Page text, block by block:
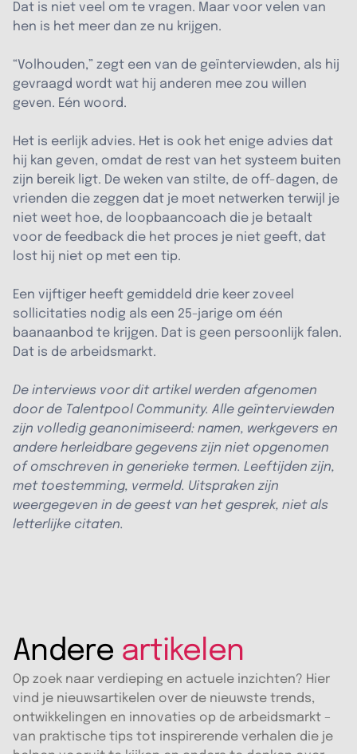
Dat is niet veel om te vragen. Maar voor velen van
hen is het meer dan ze nu krijgen.
“Volhouden,” zegt een van de geïnterviewden, als hij
gevraagd wordt wat hij anderen mee zou willen
geven. Eén woord.
Het is eerlijk advies. Het is ook het enige advies dat
hij kan geven, omdat de rest van het systeem buiten
zijn bereik ligt. De weken van stilte, de off-dagen, de
vrienden die zeggen dat je moet netwerken terwijl je
niet weet hoe, de loopbaancoach die je betaalt
voor de feedback die het proces je niet geeft, dat
lost hij niet op met een tip.
Een vijftiger heeft gemiddeld drie keer zoveel
sollicitaties nodig als een 25-jarige om één
baanaanbod te krijgen. Dat is geen persoonlijk falen.
Dat is de arbeidsmarkt.
De interviews voor dit artikel werden afgenomen
door de Talentpool Community. Alle geïnterviewden
zijn volledig geanonimiseerd: namen, werkgevers en
andere herleidbare gegevens zijn niet opgenomen
of omschreven in generieke termen. Leeftijden zijn,
met toestemming, vermeld. Uitspraken zijn
weergegeven in de geest van het gesprek, niet als
letterlijke citaten.
Andere artikelen
Op zoek naar verdieping en actuele inzichten? Hier
vind je nieuwsartikelen over de nieuwste trends,
ontwikkelingen en innovaties op de arbeidsmarkt –
van praktische tips tot inspirerende verhalen die je